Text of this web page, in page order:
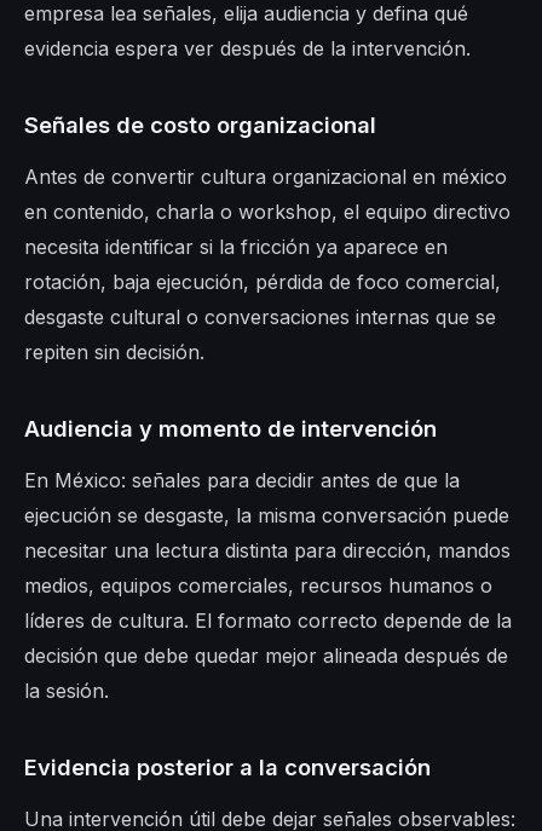
empresa lea señales, elija audiencia y defina qué
evidencia espera ver después de la intervención.
Señales de costo organizacional
Antes de convertir cultura organizacional en méxico
en contenido, charla o workshop, el equipo directivo
necesita identificar si la fricción ya aparece en
rotación, baja ejecución, pérdida de foco comercial,
desgaste cultural o conversaciones internas que se
repiten sin decisión.
Audiencia y momento de intervención
En México: señales para decidir antes de que la
ejecución se desgaste, la misma conversación puede
necesitar una lectura distinta para dirección, mandos
medios, equipos comerciales, recursos humanos o
líderes de cultura. El formato correcto depende de la
decisión que debe quedar mejor alineada después de
la sesión.
Evidencia posterior a la conversación
Una intervención útil debe dejar señales observables: